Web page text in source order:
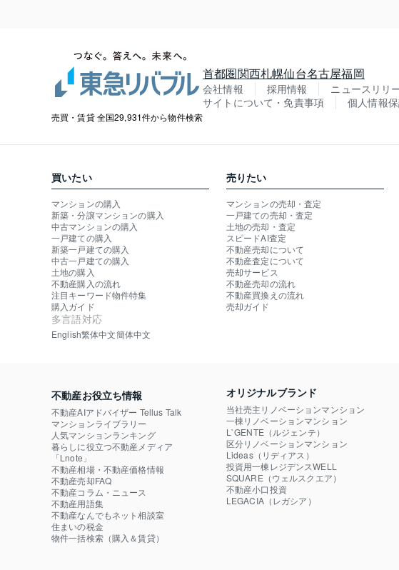
売買・賃貸 全国29,931件から物件検索
首都圏関西札幌仙台名古屋福岡
会社情報 採用情報 ニュースリリ
サイトについて・免責事項
個人情報
買いたい
マンションの購入
新築・分譲マンションの購入
中古マンションの購入
一戸建ての購入
新築一戸建ての購入
中古一戸建ての購入
土地の購入
不動産購入の流れ
注目キーワード物件特集
購入ガイド
多言語対応
English繁体中文簡体中文
売りたい
マンションの売却・査定
一戸建ての売却・査定
土地の売却・査定
スピードAI査定
不動産売却について
不動産査定について
売却サービス
不動産売却の流れ
不動産買換えの流れ
売却ガイド
不動産お役立ち情報
不動産AIアドバイザー Tellus Talk
マンションライブラリー
人気マンションランキング
暮らしに役立つ不動産メディア
「Lnote」
不動産相場・不動産価格情報
不動産売却FAQ
不動産コラム・ニュース
不動産用語集
不動産なんでもネット相談室
住まいの税金
物件一括検索（購入＆賃貸）
オリジナルブランド
当社売主リノベーションマンション
一棟リノベーションマンション
L`GENTE（ルジェンテ）
区分リノベーションマンション
Lideas（リディアス）
投資用一棟レジデンスWELL
SQUARE（ウェルスクエア）
不動産小口投資
LEGACIA（レガシア）